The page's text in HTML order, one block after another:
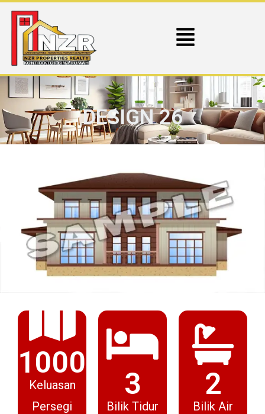
DESIGN 26
1000
Keluasan
Persegi
1000
Keluasan
Persegi
3
Bilik Tidur
3
Bilik Tidur
2
Bilik Air
2
Bilik Air